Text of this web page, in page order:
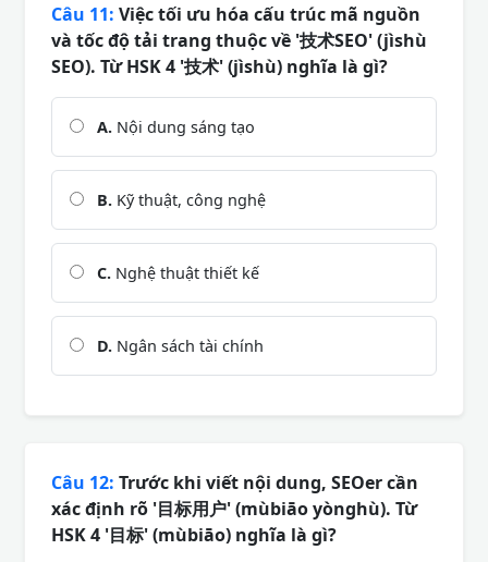
Câu 11: Việc tối ưu hóa cấu trúc mã nguồn
và tốc độ tải trang thuộc về '技术SEO' (jìshù
SEO). Từ HSK 4 '技术' (jìshù) nghĩa là gì?
A. Nội dung sáng tạo
B. Kỹ thuật, công nghệ
C. Nghệ thuật thiết kế
D. Ngân sách tài chính
Câu 12: Trước khi viết nội dung, SEOer cần
xác định rõ '目标用户' (mùbiāo yònghù). Từ
HSK 4 '目标' (mùbiāo) nghĩa là gì?